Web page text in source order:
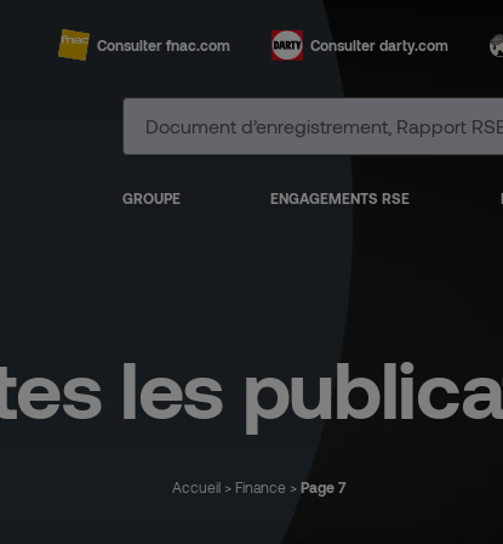
Consulter fnac.com Consulter darty.com
GROUPE ENGAGEMENTS RSE
les
Accueil > Finance > Page 7